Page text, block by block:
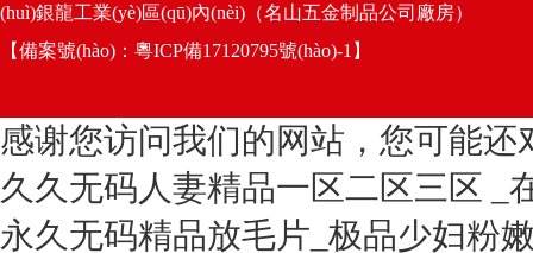
(huì)銀龍工業(yè)區(qū)內(nèi)（名山五金制品公司廠房）
【備案號(hào)： 粵ICP備17120795號(hào)-1】
感谢您访问我们的网站，您可能还
久久无码人妻精品一区二区三区 _
永久无码精品放毛片_极品少妇粉